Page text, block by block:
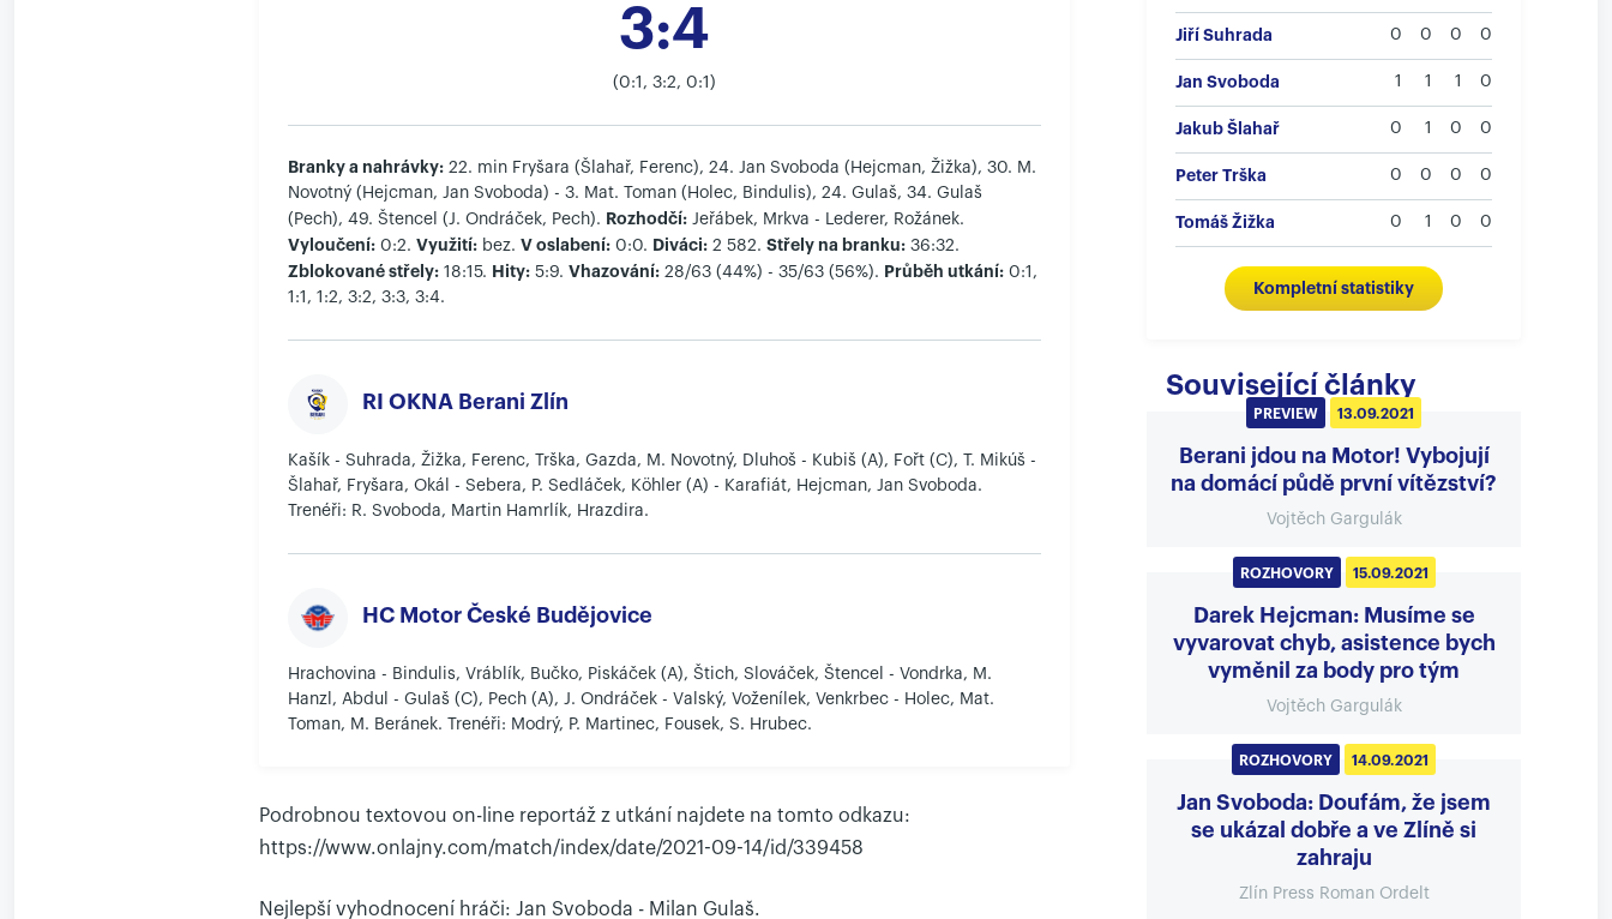
3:4
(0:1, 3:2, 0:1)
Branky a nahrávky:22. min Fryšara (Šlahař, Ferenc), 24. Jan Svoboda (Hejcman, Žižka), 30. M.
Novotný (Hejcman, Jan Svoboda) - 3. Mat. Toman (Holec, Bindulis), 24. Gulaš, 34. Gulaš
(Pech), 49. Štencel (J. Ondráček, Pech). Rozhodčí:Jeřábek, Mrkva - Lederer, Rožánek.
Vyloučení:0:2. Využití:bez. V oslabení:0:0. Diváci:2 582. Střely na branku:36:32.
Zblokované střely:18:15. Hity:5:9. Vhazování:28/63 (44%) - 35/63 (56%). Průběh utkání:0:1,
1:1, 1:2, 3:2, 3:3, 3:4.
RI OKNA Berani Zlín
Kašík - Suhrada, Žižka, Ferenc, Trška, Gazda, M. Novotný, Dluhoš - Kubiš (A), Fořt (C), T. Mikúš -
Šlahař, Fryšara, Okál - Sebera, P. Sedláček, Köhler (A) - Karafiát, Hejcman, Jan Svoboda.
Trenéři: R. Svoboda, Martin Hamrlík, Hrazdira.
HC Motor České Budějovice
Hrachovina - Bindulis, Vráblík, Bučko, Piskáček (A), Štich, Slováček, Štencel - Vondrka, M.
Hanzl, Abdul - Gulaš (C), Pech (A), J. Ondráček - Valský, Voženílek, Venkrbec - Holec, Mat.
Toman, M. Beránek. Trenéři: Modrý, P. Martinec, Fousek, S. Hrubec.
Podrobnou textovou on-line reportáž z utkání najdete na tomto odkazu:
https://www.onlajny.com/match/index/date/2021-09-14/id/339458
Nejlepší vyhodnocení hráči: Jan Svoboda - Milan Gulaš.
Jiří Suhrada 0 0 0 0
Jan Svoboda 1 1 1 0
Jakub Šlahař 0 1 0 0
Peter Trška 0 0 0 0
Tomáš Žižka 0 1 0 0
Kompletní statistiky
Související články
PREVIEW 13.09.2021
Berani jdou na Motor! Vybojují
na domácí půdě první vítězství?
Vojtěch Gargulák
ROZHOVORY 15.09.2021
Darek Hejcman: Musíme se
vyvarovat chyb, asistence bych
vyměnil za body pro tým
Vojtěch Gargulák
ROZHOVORY 14.09.2021
Jan Svoboda: Doufám, že jsem
se ukázal dobře a ve Zlíně si
zahraju
Zlín Press Roman Ordelt